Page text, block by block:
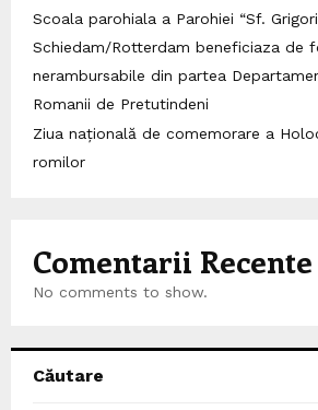
Scoala parohiala a Parohiei “Sf.
Schiedam/Rotterdam beneficiaza de
nerambursabile din partea
Romanii de Pretutindeni
Ziua națională de comemorare a
romilor
Comentarii Recente
No comments to show.
Căutare